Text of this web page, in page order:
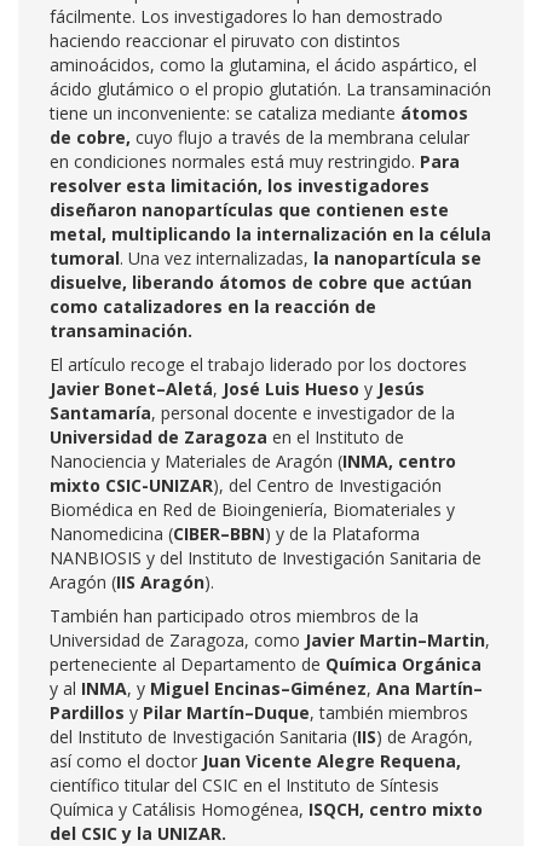
fácilmente. Los investigadores lo han demostrado
haciendo reaccionar el piruvato con distintos
aminoácidos, como la glutamina, el ácido aspártico, el
ácido glutámico o el propio glutatión. La transaminación
tiene un inconveniente: se cataliza mediante átomos
de cobre, cuyo flujo a través de la membrana celular
en condiciones normales está muy restringido. Para
resolver esta limitación, los investigadores
diseñaron nanopartículas que contienen este
metal, multiplicando la internalización en la célula
tumoral. Una vez internalizadas, la nanopartícula se
disuelve, liberando átomos de cobre que actúan
como catalizadores en la reacción de
transaminación.
El artículo recoge el trabajo liderado por los doctores
Javier Bonet–Aletá, José Luis Hueso y Jesús
Santamaría, personal docente e investigador de la
Universidad de Zaragoza en el Instituto de
Nanociencia y Materiales de Aragón (INMA, centro
mixto CSIC-UNIZAR), del Centro de Investigación
Biomédica en Red de Bioingeniería, Biomateriales y
Nanomedicina (CIBER–BBN) y de la Plataforma
NANBIOSIS y del Instituto de Investigación Sanitaria de
Aragón (IIS Aragón).
También han participado otros miembros de la
Universidad de Zaragoza, como Javier Martin–Martin,
perteneciente al Departamento de Química Orgánica
y al INMA, y Miguel Encinas–Giménez, Ana Martín–
Pardillos y Pilar Martín–Duque, también miembros
del Instituto de Investigación Sanitaria (IIS) de Aragón,
así como el doctor Juan Vicente Alegre Requena,
científico titular del CSIC en el Instituto de Síntesis
Química y Catálisis Homogénea, ISQCH, centro mixto
del CSIC y la UNIZAR.